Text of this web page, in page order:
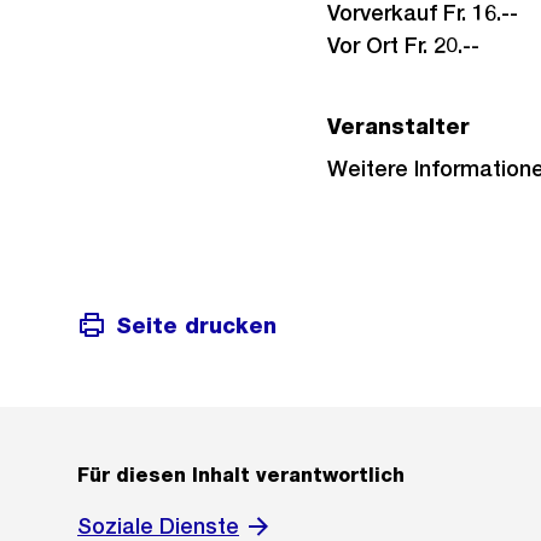
Vorverkauf Fr. 16.--
Vor Ort Fr. 20.--
Veranstalter
Externer
Weitere
Seite drucken
Für diesen Inhalt verantwortlich
Soziale Dienste